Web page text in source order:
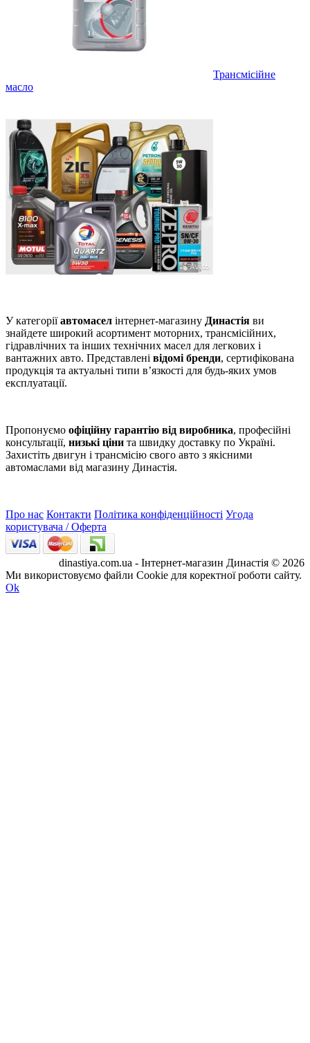
Трансмісійне
масло
У категоріїавтомасел інтернет-магазину Династія ви
знайдете широкий асортимент моторних, трансмісійних,
гідравлічних та інших технічних масел для легкових і
вантажних авто. Представлені відомі бренди, сертифікована
продукція та актуальні типи в’язкості для будь-яких умов
експлуатації.
Пропонуємо офіційну гарантію від виробника, професійні
консультації, низькі ціни та швидку доставку по Україні.
Захистіть двигун і трансмісію свого авто з якісними
автомаслами від магазину Династія.
Про нас Контакти Політика конфіденційності Угода
користувача / Оферта
dinastiya.com.ua - Інтернет-магазин Династія © 2026
Ми використовуємо файли Cookie для коректної роботи сайту.
Ok